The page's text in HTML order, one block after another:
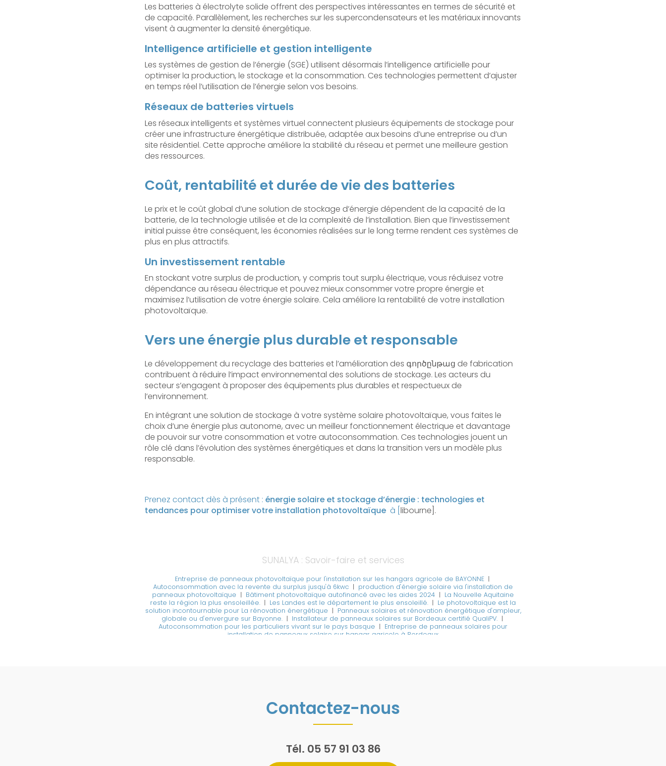
Les batteries à électrolyte solide offrent des perspectives intéressantes en termes de sécurité et
de capacité. Parallèlement, les recherches sur les supercondensateurs et les matériaux innovants
visent à augmenter la densité énergétique.
Intelligence artificielle et gestion intelligente
Les systèmes de gestion de l’énergie (SGE) utilisent désormais l’intelligence artificielle pour
optimiser la production, le stockage et la consommation. Ces technologies permettent d’ajuster
en temps réel l’utilisation de l’énergie selon vos besoins.
Réseaux de batteries virtuels
Les réseaux intelligents et systèmes virtuel connectent plusieurs équipements de stockage pour
créer une infrastructure énergétique distribuée, adaptée aux besoins d’une entreprise ou d’un
site résidentiel. Cette approche améliore la stabilité du réseau et permet une meilleure gestion
des ressources.
Coût, rentabilité et durée de vie des batteries
Le prix et le coût global d’une solution de stockage d’énergie dépendent de la capacité de la
batterie, de la technologie utilisée et de la complexité de l’installation. Bien que l’investissement
initial puisse être conséquent, les économies réalisées sur le long terme rendent ces systèmes de
plus en plus attractifs.
Un investissement rentable
En stockant votre surplus de production, y compris tout surplu électrique, vous réduisez votre
dépendance au réseau électrique et pouvez mieux consommer votre propre énergie et
maximisez l’utilisation de votre énergie solaire. Cela améliore la rentabilité de votre installation
photovoltaïque.
Vers une énergie plus durable et responsable
Le développement du recyclage des batteries et l’amélioration des գործընթաց de fabrication
contribuent à réduire l’impact environnemental des solutions de stockage. Les acteurs du
secteur s’engagent à proposer des équipements plus durables et respectueux de
l’environnement.
En intégrant une solution de stockage à votre système solaire photovoltaïque, vous faites le
choix d’une énergie plus autonome, avec un meilleur fonctionnement électrique et davantage
de pouvoir sur votre consommation et votre autoconsommation. Ces technologies jouent un
rôle clé dans l’évolution des systèmes énergétiques et dans la transition vers un modèle plus
responsable.
Prenez contact dès à présent : énergie solaire et stockage d’énergie : technologies et
tendances pour optimiser votre installation photovoltaïque à [ libourne].
SUNALYA : Savoir-faire et services
Entreprise de panneaux photovoltaïque pour l'installation sur les hangars agricole de BAYONNE|
Autoconsommation avec la revente du surplus jusqu'à 6kwc | production d'énergie solaire via l'installation de
panneaux photovoltaïque | Bâtiment photovoltaïque autofinancé avec les aides 2024 | La Nouvelle Aquitaine
reste la région la plus ensoleillée. | Les Landes est le département le plus ensoleillé. | Le photovoltaïque est la
solution incontournable pour La rénovation énergétique | Panneaux solaires et rénovation énergétique d'ampleur,
globale ou d'envergure sur Bayonne.| Installateur de panneaux solaires sur Bordeaux certifié QualiPV.|
Autoconsommation pour les particuliers vivant sur le pays basque | Entreprise de panneaux solaires pour
installation de panneaux solaire sur hangar agricole à Bordeaux
Contactez-nous
Tél. 05 57 91 03 86